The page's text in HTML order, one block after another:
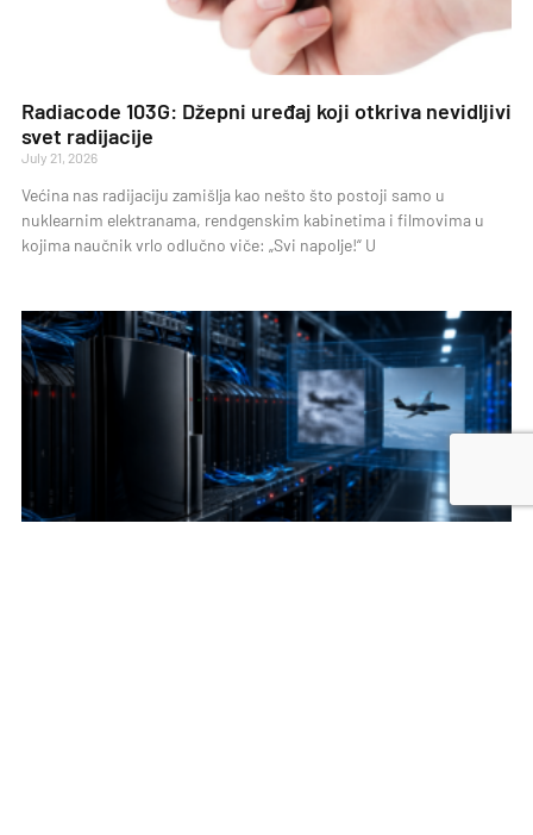
Radiacode 103G: Džepni uređaj koji otkriva nevidljivi
svet radijacije
July 21, 2026
Većina nas radijaciju zamišlja kao nešto što postoji samo u
nuklearnim elektranama, rendgenskim kabinetima i filmovima u
kojima naučnik vrlo odlučno viče: „Svi napolje!“ U